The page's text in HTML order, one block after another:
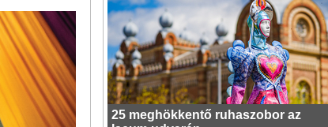
25 meghökkentő ruhaszobor az